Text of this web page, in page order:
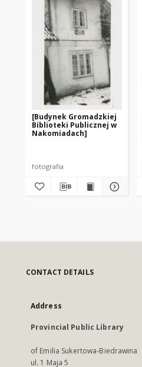
[Budynek Gromadzkiej
Biblioteki Publicznej w
Nakomiadach]
fotografia
CONTACT DETAILS
Address
Provincial Public Library
of Emilia Sukertowa-Biedrawina
ul. 1 Maja 5